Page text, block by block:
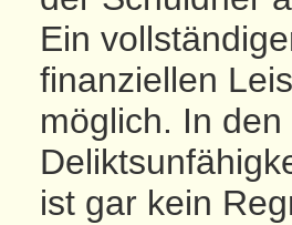
Ein
finanziellen
möglich. In
ist gar kein